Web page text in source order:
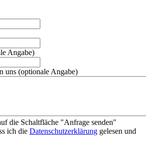
Angabe)
uns (optionale Angabe)
die Schaltfläche "Anfrage senden"
ich die Datenschutzerklärung gelesen und